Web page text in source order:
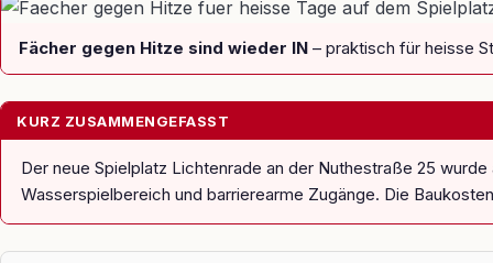
Fächer gegen Hitze sind wieder IN – praktisch für heisse
KURZ ZUSAMMENGEFASST
Der neue Spielplatz Lichtenrade an der Nuthestraße 25
Wasserspielbereich und barrierearme Zugänge. Die